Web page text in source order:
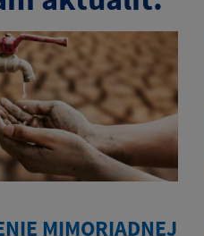
MIMORIADNEJ